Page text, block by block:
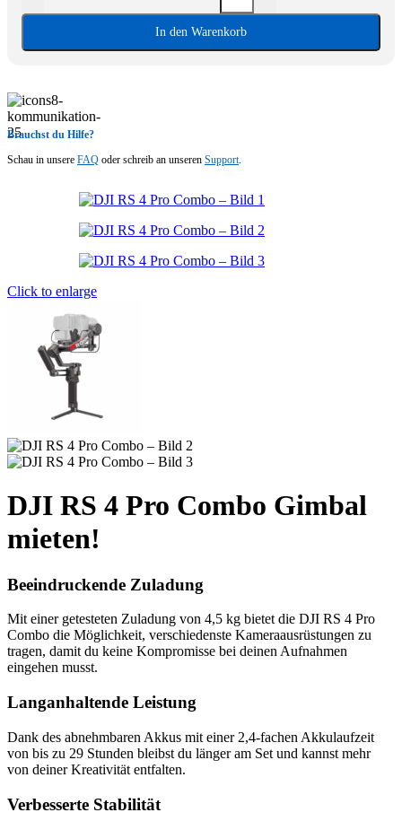
In den Warenkorb
Brauchst du Hilfe?
Schau in unsere FAQ oder schreib an unseren Support
Click to enlarge
DJI RS 4 Pro Combo Gimbal
mieten!
Beeindruckende Zuladung
Mit einer getesteten Zuladung von 4,5 kg bietet die DJI RS 4 Pro
Combo die Möglichkeit, verschiedenste Kameraausrüstungen zu
tragen, damit du keine Kompromisse bei deinen Aufnahmen
eingehen musst.
Langanhaltende Leistung
Dank des abnehmbaren Akkus mit einer 2,4-fachen Akkulaufzeit
von bis zu 29 Stunden bleibst du länger am Set und kannst mehr
von deiner Kreativität entfalten.
Verbesserte Stabilität